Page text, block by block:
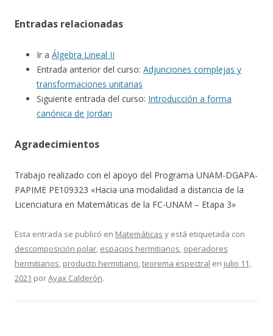
Entradas relacionadas
Ir a Álgebra Lineal II
Entrada anterior del curso: Adjunciones complejas y
transformaciones unitarias
Siguiente entrada del curso: Introducción a forma
canónica de Jordan
Agradecimientos
Trabajo realizado con el apoyo del Programa UNAM-DGAPA-
PAPIME PE109323 «Hacia una modalidad a distancia de la
Licenciatura en Matemáticas de la FC-UNAM – Etapa 3»
Esta entrada se publicó en Matemáticas y está etiquetada con
descomposición polar, espacios hermitianos, operadores
hermitianos, producto hermitiano,teorema espectral en julio 11,
2021 porAyax Calderón.